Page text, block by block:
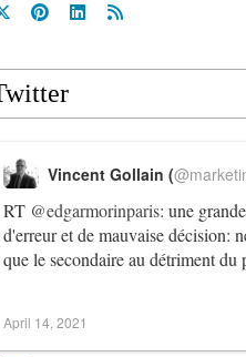
RT @edgarmorinparis: une
d'erreur et de mauvaise décision:
que le secondaire au détriment du
Vincent Gollain (
April 14, 2021